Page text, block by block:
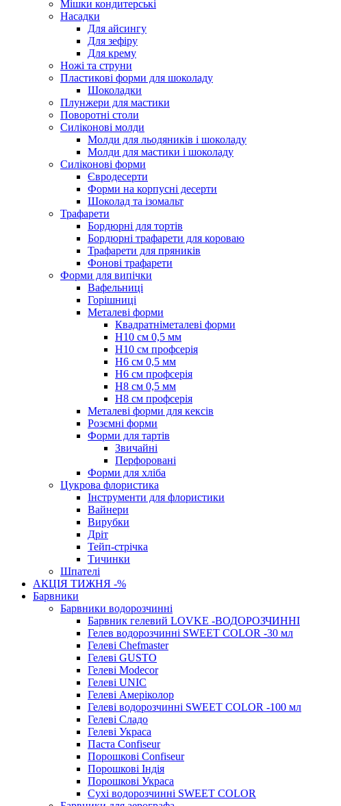
Мішки кондитерські
Насадки
Для айсингу
Для зефіру
Для крему
Ножі та струни
Пластикові форми для шоколаду
Шоколадки
Плунжери для мастики
Поворотні столи
Силіконові молди
Молди для льодяників і шоколаду
Молди для мастики і шоколаду
Силіконові форми
Євродесерти
Форми на корпусні десерти
Шоколад та ізомальт
Трафарети
Бордюрні для тортів
Бордюрні трафарети для короваю
Трафарети для пряників
Фонові трафарети
Форми для випічки
Вафельниці
Горішниці
Металеві форми
Квадратніметалеві форми
Н10 см 0,5 мм
Н10 см профсерія
Н6 см 0,5 мм
Н6 см профсерія
Н8 см 0,5 мм
Н8 см профсерія
Металеві форми для кексів
Розємні форми
Форми для тартів
Звичайні
Перфоровані
Форми для хліба
Цукрова флористика
Інструменти для флористики
Вайнери
Вирубки
Дріт
Тейп-стрічка
Тичинки
Шпателі
АКЦІЯ ТИЖНЯ -%
Барвники
Барвники водорозчинні
Барвник гелевий LOVKE -ВОДОРОЗЧИННІ
Гелев водорозчинні SWEET COLOR -30 мл
Гелеві Chefmaster
Гелеві GUSTO
Гелеві Modecor
Гелеві UNIC
Гелеві Амеріколор
Гелеві водорозчинні SWEET COLOR -100 мл
Гелеві Сладо
Гелеві Украса
Паста Confiseur
Порошкові Confiseur
Порошкові Індія
Порошкові Украса
Сухі водорозчинні SWEET COLOR